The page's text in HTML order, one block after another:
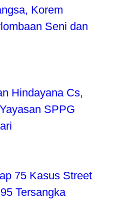
Korem
Seni dan
Hindayana Cs,
SPPG
75 Kasus Street
Tersangka